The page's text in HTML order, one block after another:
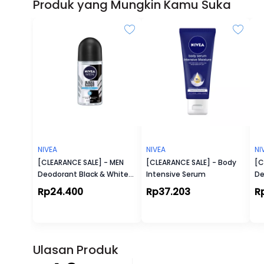
Produk yang Mungkin Kamu Suka
NIVEA
[CLEARANCE SALE] - MEN
Deodorant Black & White
Fresh Roll-On
Rp24.400
NIVEA
[CLEARANCE SALE] - Body
Intensive Serum
Rp37.203
Ulasan Produk